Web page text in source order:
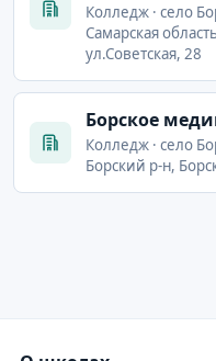
Колледж · село
Самарская
ул.Советская, 28
Борское
Колледж · село
Борский р-н,